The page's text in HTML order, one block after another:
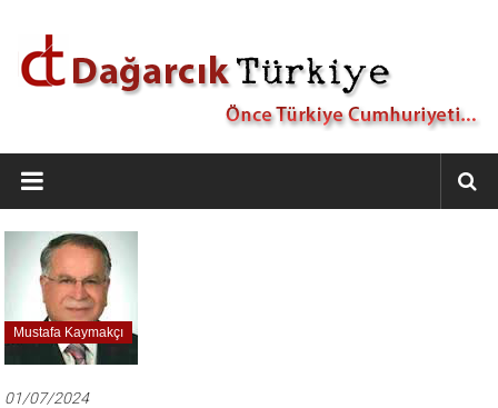
Dağarcık
Türkiye
Önce
Türkiye
Cumhuriyeti…
Mustafa Kaymakçı
01/07/2024